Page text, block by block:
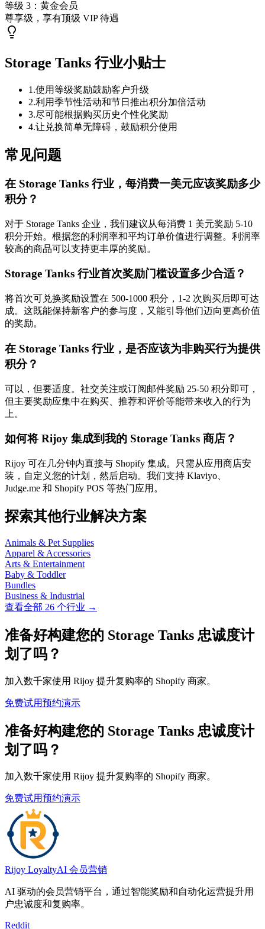
等级 3：黄金会员
尊享级，享有顶级 VIP 待遇
Storage Tanks 行业小贴士
1 .使用等级奖励鼓励客户升级
2.利用季节性活动和节日推出积分加倍活动
3.尽可能根据购买历史个性化奖励
4.让兑换简单无障碍，鼓励积分使用
常见问题
在 Storage Tanks 行业，每消费一美元应该奖励多少
积分？
对于 Storage Tanks 企业，我们建议从每消费 1 美元奖励 5-10
积分开始。根据您的利润率和平均订单价值进行调整。利润率
较高的商品可以支持更丰厚的奖励。
Storage Tanks 行业首次奖励门槛设置多少合适？
将首次可兑换奖励设置在 500-1000 积分，1-2 次购买后即可达
成。这既能保持新客户的参与度，又能引导他们迈向更高价值
的奖励。
在 Storage Tanks 行业，是否应该为非购买行为提供
积分？
可以，但要适度。社交关注或订阅邮件奖励 25-50 积分即可，
但主要奖励应集中在购买、推荐和评价等能带来收入的行为
上。
如何将 Rijoy 集成到我的 Storage Tanks 商店？
Rijoy 可在几分钟内直接与 Shopify 集成。只需从应用商店安
装，自定义您的计划，然后启动。我们支持 Klaviyo、
Judge.me 和 Shopify POS 等热门应用。
探索其他行业解决方案
Animals & Pet Supplies
Apparel & Accessories
Arts & Entertainment
Baby & Toddler
Bundles
Business & Industrial
查看全部 26 个行业 →
准备好构建您的 Storage Tanks 忠诚度计
划了吗？
加入数千家使用 Rijoy 提升复购率的 Shopify 商家。
免费试用预约演示
准备好构建您的 Storage Tanks 忠诚度计
划了吗？
加入数千家使用 Rijoy 提升复购率的 Shopify 商家。
免费试用预约演示
Rijoy LoyaltyAI 会员营销
AI 驱动的会员营销平台，通过智能奖励和自动化运营提升用
户忠诚度和复购率。
Reddit